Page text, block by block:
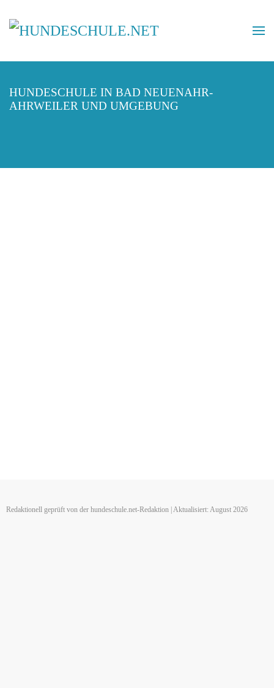
HUNDESCHULE IN BAD NEUENAHR-
AHRWEILER UND UMGEBUNG
Redaktionell geprüft von der hundeschule.net-Redaktion | Aktualisiert: August 2026